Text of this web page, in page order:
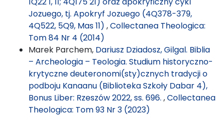
Jozuego, tj. Apokryf Jozuego (4Q378-379,
4Q522, 5Q9, Mas 11) ,Collectanea Theologica:
Tom 84 Nr 4 (2014)
Marek Parchem, Dariusz Dziadosz, Gilgal. Biblia
– Archeologia – Teologia. Studium historyczno-
krytyczne deuteronomi(sty)cznych tradycji o
podboju Kanaanu (Biblioteka Szkoły Dabar 4),
Bonus Liber: Rzeszów 2022, ss. 696. ,Collectanea
Theologica: Tom 93 Nr 3 (2023)